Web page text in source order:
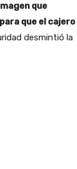
que
que el cajero
desmintió la